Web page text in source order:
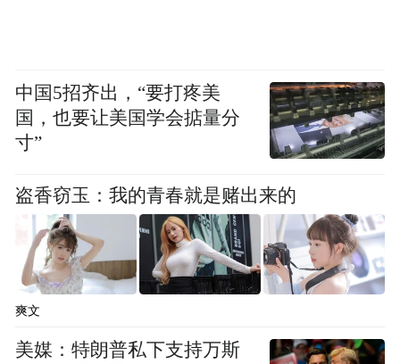
中国5招齐出，“要打疼美
国，也要让美国学会掂量分
寸”
盗香窃玉：我的青春就是赌出来的
爽文
美媒：特朗普私下支持万斯